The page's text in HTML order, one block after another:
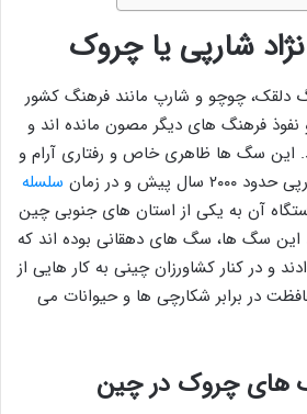
شارپی یا چروک
دلقک، چوچو و شارپ مانند فرهنگ کشور
نفوذ فرهنگ های دیگر مصون مانده اند و
این سگ ها ظاهری خاص و رفتاری آرام و
پیش و در زمان
سلسله
آن به یکی از استان های جنوبی چین
این سگ ها، سگ های دهقانی بوده اند که
و در کنار کشاورزان چینی به کار هایی از
در برابر شکارچی ها و حیوانات می
های چروک در چین